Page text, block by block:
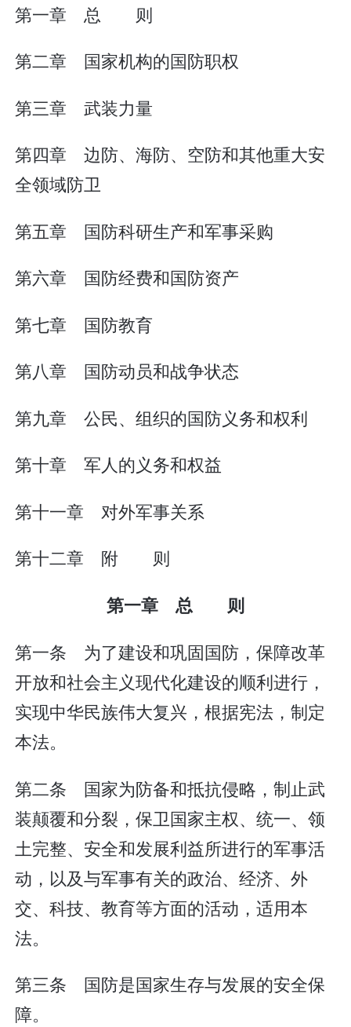
第一章 总 则
第二章 国家机构的国防职权
第三章 武装力量
第四章 边防、海防、空防和其他重大安
全领域防卫
第五章 国防科研生产和军事采购
第六章 国防经费和国防资产
第七章 国防教育
第八章 国防动员和战争状态
第九章 公民、组织的国防义务和权利
第十章 军人的义务和权益
第十一章 对外军事关系
第十二章 附 则
第一章 总 则
第一条 为了建设和巩固国防，保障改革
开放和社会主义现代化建设的顺利进行，
实现中华民族伟大复兴，根据宪法，制定
本法。
第二条 国家为防备和抵抗侵略，制止武
装颠覆和分裂，保卫国家主权、统一、领
土完整、安全和发展利益所进行的军事活
动，以及与军事有关的政治、经济、外
交、科技、教育等方面的活动，适用本
法。
第三条 国防是国家生存与发展的安全保
障。